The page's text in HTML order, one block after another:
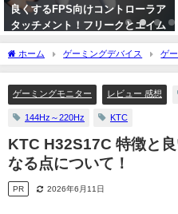
良くするFPS向けコントローラア
タッチメント！フリークとエイム
リングのメリットについて！
【PS4/PS5】
ホーム ゲーミングデバイス ゲ
良い点や人によっては気になる点について
ゲーミングモニター レビュー 感想
144Hz～220Hz KTC
KTC H32S17C 特徴と
なる点について！
PR 2026年6月11日